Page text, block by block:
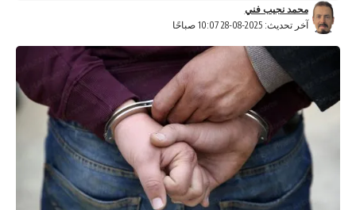
آخر تحديث: 2025-08-28 10:07 صباحًا
محمد نجيب فني